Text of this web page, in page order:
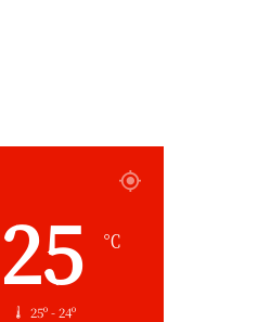
25 ℃
25º - 24º